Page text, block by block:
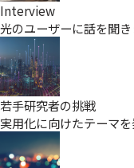
Interview
光のユーザーに話を聞
若手研究者の挑戦
実用化に向けたテーマ